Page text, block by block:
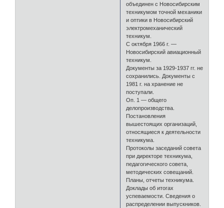
объединен с Новосибирским
техникумом точной механики
и оптики в Новосибирский
электромеханический
техникум.
С октября 1966 г. —
Новосибирский авиационный
техникум.
Документы за 1929-1937 гг. не
сохранились. Документы с
1981 г. на хранение не
поступали.
Оп. 1 — общего
делопроизводства.
Постановления
вышестоящих организаций,
относящиеся к деятельности
техникума.
Протоколы заседаний совета
при директоре техникума,
педагогического совета,
методических совещаний.
Планы, отчеты техникума.
Доклады об итогах
успеваемости. Сведения о
распределении выпускников.